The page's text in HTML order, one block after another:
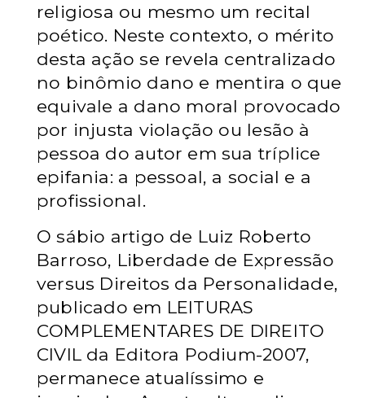
religiosa ou mesmo um recital
poético. Neste contexto, o mérito
desta ação se revela centralizado
no binômio dano e mentira o que
equivale a dano moral provocado
por injusta violação ou lesão à
pessoa do autor em sua tríplice
epifania: a pessoal, a social e a
profissional.
O sábio artigo de Luiz Roberto
Barroso, Liberdade de Expressão
versus Direitos da Personalidade,
publicado em LEITURAS
COMPLEMENTARES DE DIREITO
CIVIL da Editora Podium-2007,
permanece atualíssimo e